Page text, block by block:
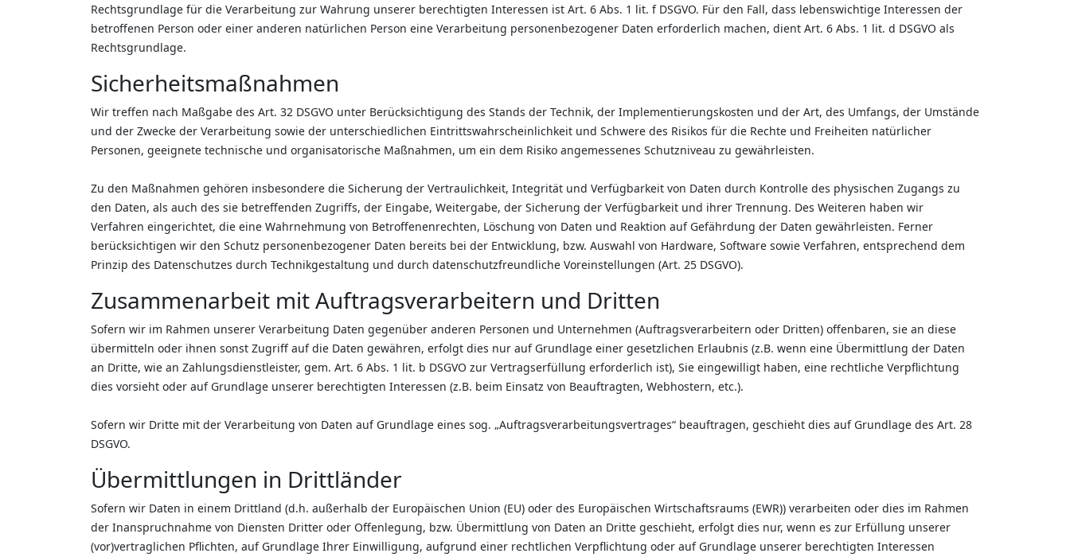
Rechtsgrundlage für die Verarbeitung zur Wahrung unserer berechtigten Interessen ist Art. 6 Abs. 1 lit. f DSGVO. Für den Fall, dass lebenswichtige Interessen der
betroffenen Person oder einer anderen natürlichen Person eine Verarbeitung personenbezogener Daten erforderlich machen, dient Art. 6 Abs. 1 lit. d DSGVO als
Rechtsgrundlage.
Sicherheitsmaßnahmen
Wir treffen nach Maßgabe des Art. 32 DSGVO unter Berücksichtigung des Stands der Technik, der Implementierungskosten und der Art, des Umfangs, der Umstände
und der Zwecke der Verarbeitung sowie der unterschiedlichen Eintrittswahrscheinlichkeit und Schwere des Risikos für die Rechte und Freiheiten natürlicher
Personen, geeignete technische und organisatorische Maßnahmen, um ein dem Risiko angemessenes Schutzniveau zu gewährleisten.
Zu den Maßnahmen gehören insbesondere die Sicherung der Vertraulichkeit, Integrität und Verfügbarkeit von Daten durch Kontrolle des physischen Zugangs zu
den Daten, als auch des sie betreffenden Zugriffs, der Eingabe, Weitergabe, der Sicherung der Verfügbarkeit und ihrer Trennung. Des Weiteren haben wir
Verfahren eingerichtet, die eine Wahrnehmung von Betroffenenrechten, Löschung von Daten und Reaktion auf Gefährdung der Daten gewährleisten. Ferner
berücksichtigen wir den Schutz personenbezogener Daten bereits bei der Entwicklung, bzw. Auswahl von Hardware, Software sowie Verfahren, entsprechend dem
Prinzip des Datenschutzes durch Technikgestaltung und durch datenschutzfreundliche Voreinstellungen (Art. 25 DSGVO).
Zusammenarbeit mit Auftragsverarbeitern und Dritten
Sofern wir im Rahmen unserer Verarbeitung Daten gegenüber anderen Personen und Unternehmen (Auftragsverarbeitern oder Dritten) offenbaren, sie an diese
übermitteln oder ihnen sonst Zugriff auf die Daten gewähren, erfolgt dies nur auf Grundlage einer gesetzlichen Erlaubnis (z.B. wenn eine Übermittlung der Daten
an Dritte, wie an Zahlungsdienstleister, gem. Art. 6 Abs. 1 lit. b DSGVO zur Vertragserfüllung erforderlich ist), Sie eingewilligt haben, eine rechtliche Verpflichtung
dies vorsieht oder auf Grundlage unserer berechtigten Interessen (z.B. beim Einsatz von Beauftragten, Webhostern, etc.).
Sofern wir Dritte mit der Verarbeitung von Daten auf Grundlage eines sog. „Auftragsverarbeitungsvertrages“ beauftragen, geschieht dies auf Grundlage des Art. 28
DSGVO.
Übermittlungen in Drittländer
Sofern wir Daten in einem Drittland (d.h. außerhalb der Europäischen Union (EU) oder des Europäischen Wirtschaftsraums (EWR)) verarbeiten oder dies im Rahmen
der Inanspruchnahme von Diensten Dritter oder Offenlegung, bzw. Übermittlung von Daten an Dritte geschieht, erfolgt dies nur, wenn es zur Erfüllung unserer
(vor)vertraglichen Pflichten, auf Grundlage Ihrer Einwilligung, aufgrund einer rechtlichen Verpflichtung oder auf Grundlage unserer berechtigten Interessen